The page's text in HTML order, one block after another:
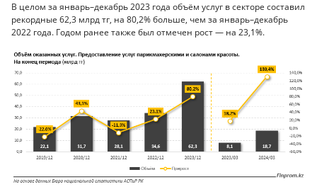
В целом за январь–декабрь 2023 года объём услуг в секторе составил
рекордные 62,3 млрд тг, на 80,2% больше, чем за январь–декабрь
2022 года. Годом ранее также был отмечен рост — на 23,1%.